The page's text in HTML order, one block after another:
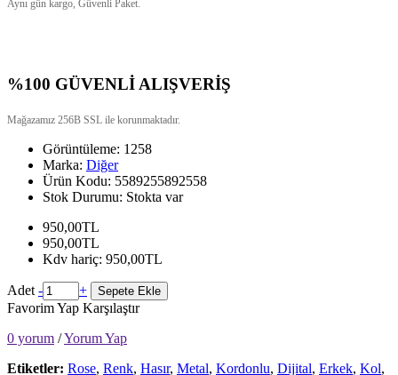
Aynı gün kargo, Güvenli Paket.
%100 GÜVENLİ ALIŞVERİŞ
Mağazamız 256B SSL ile korunmaktadır.
Görüntüleme: 1258
Marka: Diğer
Ürün Kodu: 5589255892558
Stok Durumu: Stokta var
950,00TL
950,00TL
Kdv hariç: 950,00TL
Adet - + Sepete Ekle
Favorim Yap Karşılaştır
0 yorum /Yorum Yap
Etiketler: Rose, Renk, Hasır, Metal, Kordonlu, Dijital, Erkek, Kol,